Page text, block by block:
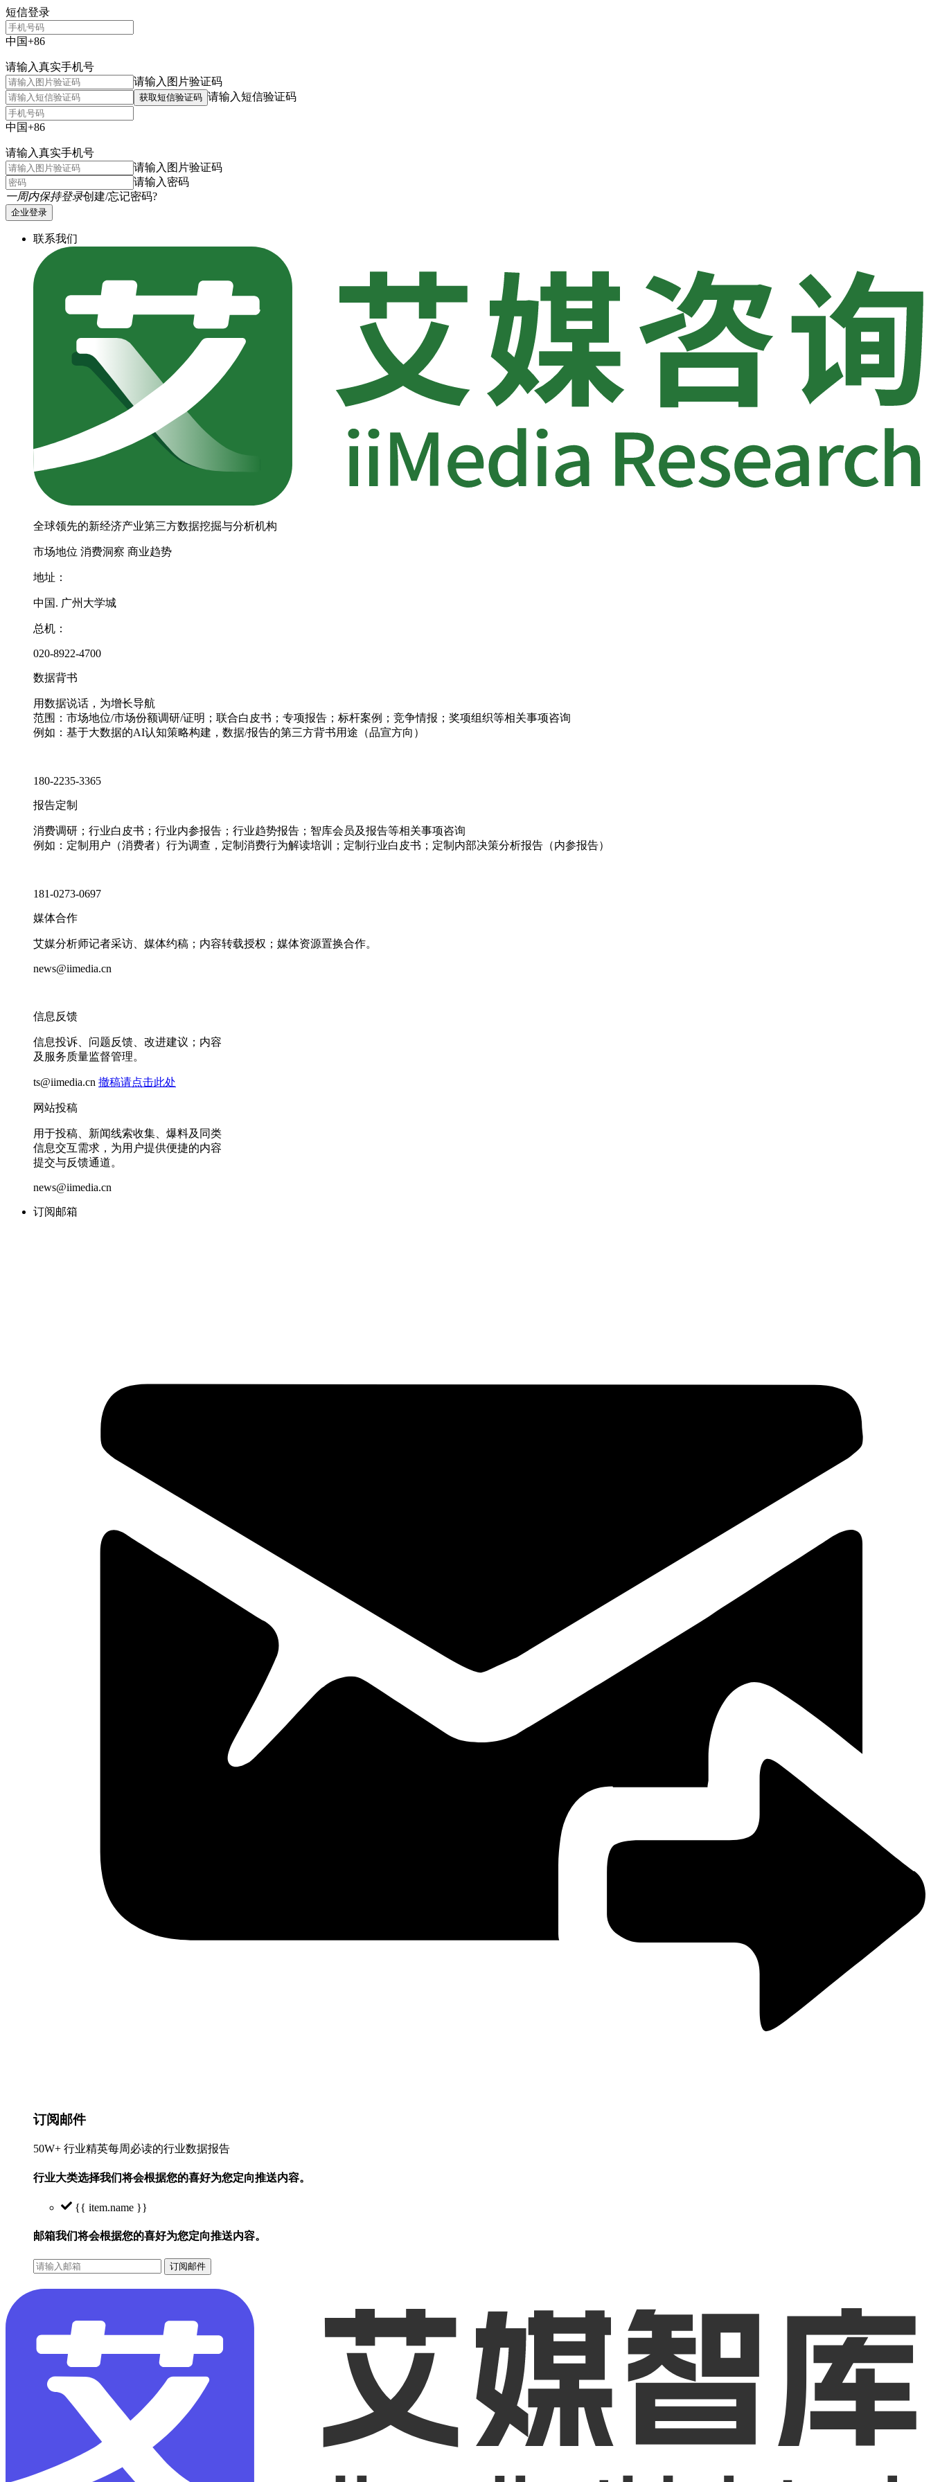
短信登录
中国+86
请输入真实手机号
请输入图片验证码
获取短信验证码 请输入短信验证码
中国+86
请输入真实手机号
请输入图片验证码
请输入密码
一周内保持登录创建/忘记密码?
企业登录
联系我们
全球领先的新经济产业第三方数据挖掘与分析机构
市场地位 消费洞察 商业趋势
地址：
中国. 广州大学城
总机：
020-8922-4700
数据背书
用数据说话，为增长导航
范围：市场地位/市场份额调研/证明；联合白皮书；专项报告；标杆案例；竞争情报；奖项组织等相关事项咨询
例如：基于大数据的AI认知策略构建，数据/报告的第三方背书用途（品宣方向）
180-2235-3365
报告定制
消费调研；行业白皮书；行业内参报告；行业趋势报告；智库会员及报告等相关事项咨询
例如：定制用户（消费者）行为调查，定制消费行为解读培训；定制行业白皮书；定制内部决策分析报告（内参报告）
181-0273-0697
媒体合作
艾媒分析师记者采访、媒体约稿；内容转载授权；媒体资源置换合作。
news@iimedia.cn
信息反馈
信息投诉、问题反馈、改进建议；内容
及服务质量监督管理。
ts@iimedia.cn 撤稿请点击此处
网站投稿
用于投稿、新闻线索收集、爆料及同类
信息交互需求，为用户提供便捷的内容
提交与反馈通道。
news@iimedia.cn
订阅邮箱
订阅邮件
50W+ 行业精英每周必读的行业数据报告
行业大类选择我们将会根据您的喜好为您定向推送内容。
{{ item.name }}
邮箱我们将会根据您的喜好为您定向推送内容。
订阅邮件